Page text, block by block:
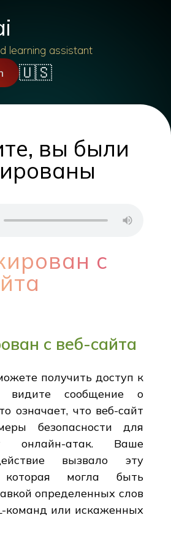
learning assistant
🇺🇸
вы были
с
с веб-сайта
получить доступ к
видите сообщение о
означает, что веб-сайт
безопасности для
онлайн-атак. Ваше
вызвало эту
которая могла быть
определенных слов
команд или искаженных